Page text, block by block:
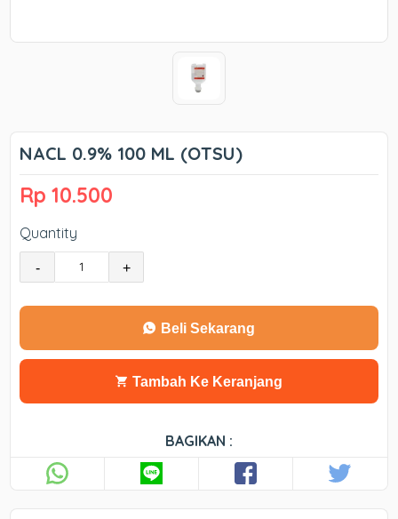
NACL 0.9% 100 ML (OTSU)
Rp 10.500
Quantity
- +
Beli Sekarang
Tambah Ke Keranjang
BAGIKAN :